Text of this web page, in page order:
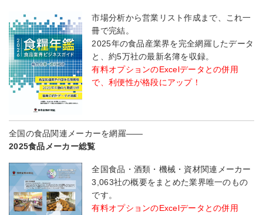
市場分析から営業リスト作成まで、これ一
冊で完結。
2025年の食品産業界を完全網羅したデータ
と、約5万社の最新名簿を収録。
有料オプションのExcelデータとの併用
で、利便性が格段にアップ！
全国の食品関連メーカーを網羅――
2025食品メーカー総覧
全国食品・酒類・機械・資材関連メーカー
3,063社の概要をまとめた業界唯一のもの
です。
有料オプションのExcelデータとの併用